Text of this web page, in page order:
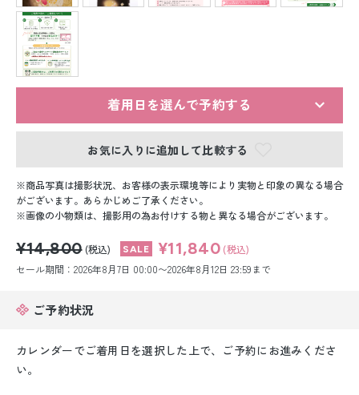
留袖レンタル
男性礼装レンタル
白無垢&紋付袴レンタル
引き振袖レンタル
小物販売品
着用日を選んで予約する
お気に入りに追加して比較する
商品写真は撮影状況、お客様の表示環境等により実物と印象の異なる場合
がございます。あらかじめご了承ください。
画像の小物類は、撮影用の為お付けする物と異なる場合がございます。
¥14,800 (税込) ¥11,840 (税込)
セール期間：2026年8月7日 00:00〜2026年8月12日 23:59まで
ご予約状況
カレンダーでご着用日を選択した上で、ご予約にお進みくださ
い。